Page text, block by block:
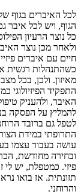
לכל האיברים בגוף
הגוף, ויש לכל איבר
כל נוצר הרעיון
ולאחר מכן נוצר
חיים עם איברים
כשהתנהלות רגשית
מאיזון. ולכן, בכל
התפקיד הפיזיולוגי
האיבר, ולהעניק
להמליץ על הפסקה
לטפל גם ברובד
התרופתי במידת
עושה בעבור עצמו
ובחירה מחודשת,
פיזי. כמטפלת, יש
תזונתית. אז בואו
והרוחני.